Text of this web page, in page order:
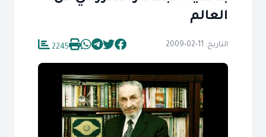
العالم
التاريخ: 11-02-2009 2245